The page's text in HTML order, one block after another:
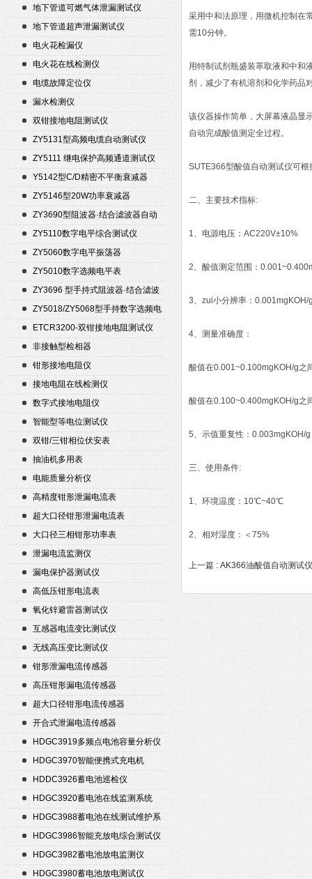
检漏仪）
地下管道可燃气体泄漏测试仪
地下管道超声泄漏测试仪
电火花检漏仪
电火花在线检测仪
电缆故障定位仪
漏水检测仪
双钳接地电阻测试仪
ZY5131型高频电缆自动测试仪
ZY5111 继电保护高频通道测试仪
Y5142型C/D精密不平衡衰减器
（50Ω）
ZY5146型20W功率衰减器
ZY3690型阻波器·结合滤波器自动
测试仪
ZY5110数字电平综合测试仪
ZY5060数字电平振荡器
ZY5010数字选频电平表
ZY3696 型手持式阻波器·结合滤波
器自动测试仪
ZY5018/ZY5068型手持数字选频电
平表/电平振荡器
ETCR3200-双钳接地电阻测试仪
非接触型检相器
钳形接地电阻仪
接地电阻在线检测仪
数字式接地电阻仪
智能型等电位测试仪
双钳/三钳相位伏安表
抽油机多用表
电能质量分析仪
高精度钳形泄漏电流表
超大口径钳形泄漏电流表
大口径三相钳形功率表
泄漏电流监测仪
漏电保护器测试仪
高低压钳形电流表
氧化锌避雷器测试仪
互感器电流变比测试仪
无线高压变比测试仪
钳形泄漏电流传感器
高压钳形漏电流传感器
超大口径钳形电流传感器
开合式泄漏电流传感器
HDGC3919多频点电池容量分析仪
HDGC3970智能便携式充电机
HDDC3926蓄电池巡检仪
HDGC3920蓄电池在线监测系统
HDGC3988蓄电池在线测试维护系
统
HDGC3986智能充放电综合测试仪
HDGC3982蓄电池放电监测仪
HDGC3980蓄电池放电测试仪
采用中和法原理，用微机控制在
需10分钟。
用特制试剂瓶盛装萃取液和中和
剂，减少了有机溶剂和化学药品
该仪器操作简单，大屏幕液晶显
自动完成酸值测定全过程。
SUTE366型酸值自动测试仪可
二、主要技术指标:
1、电源电压：AC220V±10%
2、酸值测定范围：
3、zui小分辨率：0.001mgKOH/
4、测量准确度：
酸值在0.001~0.100mgKOH/g之
酸值在0.100~0.400mgKOH/g之
5、示值重复性：0.003mgKOH/g
三、使用条件:
1、环境温度：10℃~40℃
2、相对湿度：＜75%
上一篇 : AK366油酸值自动测试仪